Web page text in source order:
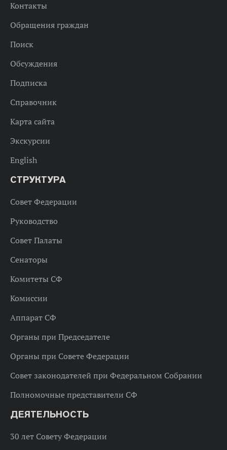
Контакты
Обращения граждан
Поиск
Обсуждения
Подписка
Справочник
Карта сайта
Экскурсии
English
СТРУКТУРА
Совет Федерации
Руководство
Совет Палаты
Сенаторы
Комитеты СФ
Комиссии
Аппарат СФ
Органы при Председателе
Органы при Совете Федерации
Совет законодателей при Федеральном Собрании
Полномочные представители СФ
ДЕЯТЕЛЬНОСТЬ
30 лет Совету Федерации